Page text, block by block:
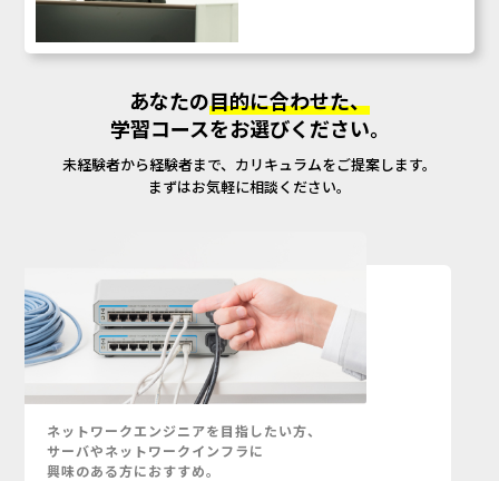
あなたの目的に合わせた、
学習コースをお選びください。
未経験者から経験者まで、カリキュラムをご提案します。
まずはお気軽に相談ください。
ネットワークエンジニアを目指したい方、
サーバやネットワークインフラに
興味のある方におすすめ。